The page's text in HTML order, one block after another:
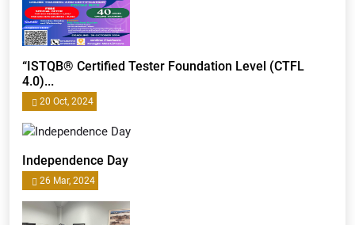
“ISTQB® Certified Tester Foundation Level (CTFL
4.0)...
20 Oct, 2024
Independence Day
26 Mar, 2024